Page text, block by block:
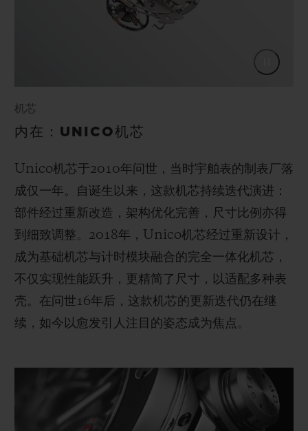
机芯
内在：UNICO机芯
Unico机芯于2010年问世，当时宇舶表的制表厂落
成仅一年。自诞生以来，这款机芯持续迭代演进：
部件经过重新改造，架构优化完善，尺寸比例亦得
到细致调整。2018年，Unico机芯经过重新设计，
成为基础机芯与计时模块融合的完全一体化机芯，
不仅实现性能跃升，更精简了尺寸，以适配多种表
壳。在问世16年后，这款机芯的更新迭代仍在继
续，如今以愈发引人注目的姿态成为焦点。